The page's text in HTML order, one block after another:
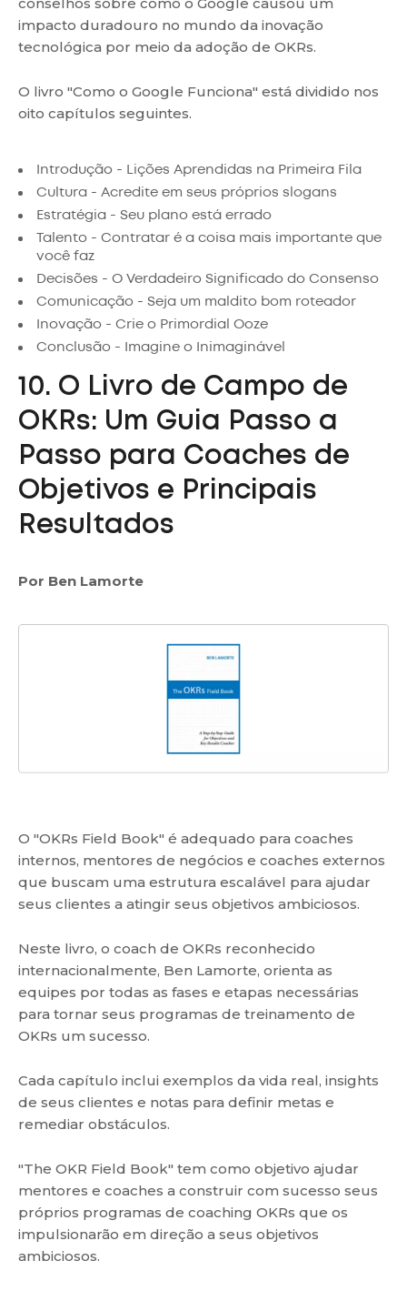
impacto duradouro no mundo da inovação
tecnológica por meio da adoção de OKRs.
O livro "Como o Google Funciona" está dividido nos
oito capítulos seguintes.
Introdução - Lições Aprendidas na Primeira Fila
Cultura - Acredite em seus próprios slogans
Estratégia - Seu plano está errado
Talento - Contratar é a coisa mais importante que
você faz
Decisões - O Verdadeiro Significado do Consenso
Comunicação - Seja um maldito bom roteador
Inovação - Crie o Primordial Ooze
Conclusão - Imagine o Inimaginável
10. O Livro de Campo de
OKRs: Um Guia Passo a
Passo para Coaches de
Objetivos e Principais
Resultados
Por Ben Lamorte
O "OKRs Field Book" é adequado para coaches
internos, mentores de negócios e coaches externos
que buscam uma estrutura escalável para ajudar
seus clientes a atingir seus objetivos ambiciosos.
Neste livro, o coach de OKRs reconhecido
internacionalmente, Ben Lamorte, orienta as
equipes por todas as fases e etapas necessárias
para tornar seus programas de treinamento de
OKRs um sucesso.
Cada capítulo inclui exemplos da vida real, insights
de seus clientes e notas para definir metas e
remediar obstáculos.
"The OKR Field Book" tem como objetivo ajudar
mentores e coaches a construir com sucesso seus
próprios programas de coaching OKRs que os
impulsionarão em direção a seus objetivos
ambiciosos.